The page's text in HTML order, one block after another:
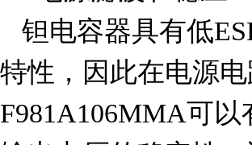
特性，因此在电源
F981A106MMA可